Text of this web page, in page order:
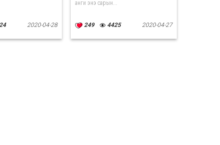
2020-04-28
анги энэ сарын...
249 4425 2020-04-27